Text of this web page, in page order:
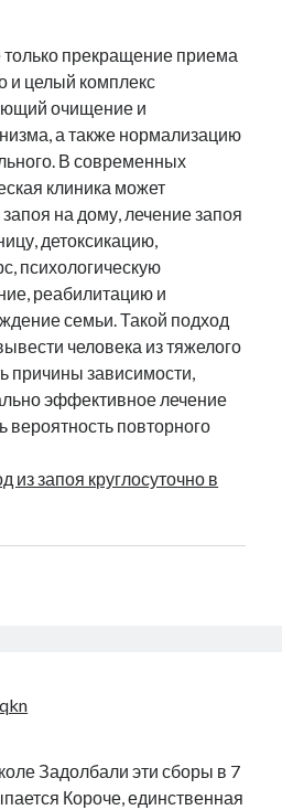
только прекращение приема
и целый комплекс
очищение и
а также нормализацию
В современных
клиника может
на дому, лечение запоя
детоксикацию,
психологическую
реабилитацию и
семьи. Такой подход
человека из тяжелого
причины зависимости,
эффективное лечение
вероятность повторного
из запоя круглосуточно в
Задолбали эти сборы в 7
Короче, единственная